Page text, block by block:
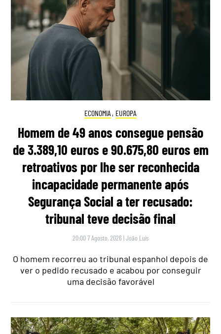
ECONOMIA , EUROPA
Homem de 49 anos consegue pensão
de 3.389,10 euros e 90.675,80 euros em
retroativos por lhe ser reconhecida
incapacidade permanente após
Segurança Social a ter recusado:
tribunal teve decisão final
20:00 7 Agosto, 2026 |João Luís
O homem recorreu ao tribunal espanhol depois de
ver o pedido recusado e acabou por conseguir
uma decisão favorável